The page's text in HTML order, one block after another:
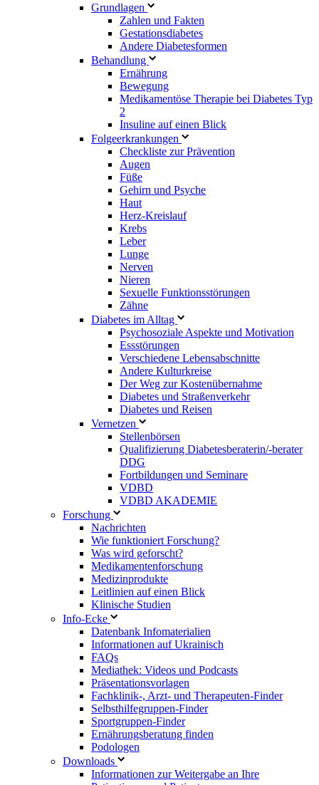
Grundlagen
Zahlen und Fakten
Gestationsdiabetes
Andere Diabetesformen
Behandlung
Ernährung
Bewegung
Medikamentöse Therapie bei Diabetes Typ
2
Insuline auf einen Blick
Folgeerkrankungen
Checkliste zur Prävention
Augen
Füße
Gehirn und Psyche
Haut
Herz-Kreislauf
Krebs
Leber
Lunge
Nerven
Nieren
Sexuelle Funktionsstörungen
Zähne
Diabetes im Alltag
Psychosoziale Aspekte und Motivation
Essstörungen
Verschiedene Lebensabschnitte
Andere Kulturkreise
Der Weg zur Kostenübernahme
Diabetes und Straßenverkehr
Diabetes und Reisen
Vernetzen
Stellenbörsen
Qualifizierung Diabetesberaterin/­-berater
DDG
Fortbildungen und Seminare
VDBD
VDBD AKADEMIE
Forschung
Nachrichten
Wie funktioniert Forschung?
Was wird geforscht?
Medikamentenforschung
Medizinprodukte
Leitlinien auf einen Blick
Klinische Studien
Info-Ecke
Datenbank Infomaterialien
Informationen auf Ukrainisch
FAQs
Mediathek: Videos und Podcasts
Präsentationsvorlagen
Fachklinik-, Arzt- und Therapeuten-Finder
Selbsthilfegruppen-Finder
Sportgruppen-Finder
Ernährungsberatung finden
Podologen
Downloads
Informationen zur Weitergabe an Ihre